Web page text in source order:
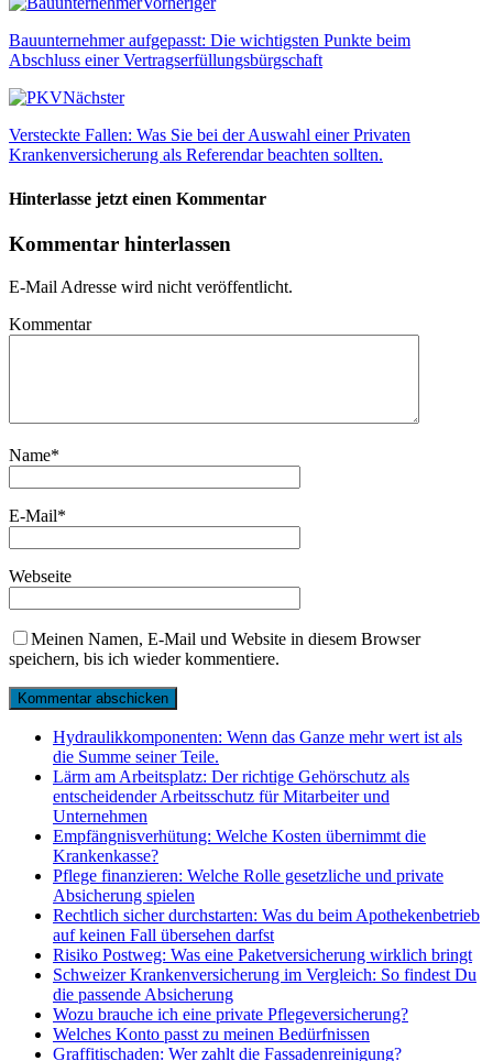
Bauunternehmer aufgepasst: Die wichtigsten Punkte beim
Abschluss einer Vertragserfüllungsbürgschaft
Nächster
Versteckte Fallen: Was Sie bei der Auswahl einer Privaten
Krankenversicherung als Referendar beachten sollten.
Hinterlasse jetzt einen Kommentar
Kommentar hinterlassen
E-Mail Adresse wird nicht veröffentlicht.
Kommentar
Name*
E-Mail*
Webseite
Meinen Namen, E-Mail und Website in diesem Browser
speichern, bis ich wieder kommentiere.
Hydraulikkomponenten: Wenn das Ganze mehr wert ist als
die Summe seiner Teile.
Lärm am Arbeitsplatz: Der richtige Gehörschutz als
entscheidender Arbeitsschutz für Mitarbeiter und
Unternehmen
Empfängnisverhütung: Welche Kosten übernimmt die
Krankenkasse?
Pflege finanzieren: Welche Rolle gesetzliche und private
Absicherung spielen
Rechtlich sicher durchstarten: Was du beim Apothekenbetrieb
auf keinen Fall übersehen darfst
Risiko Postweg: Was eine Paketversicherung wirklich bringt
Schweizer Krankenversicherung im Vergleich: So findest Du
die passende Absicherung
Wozu brauche ich eine private Pflegeversicherung?
Welches Konto passt zu meinen Bedürfnissen
Graffitischaden: Wer zahlt die Fassadenreinigung?